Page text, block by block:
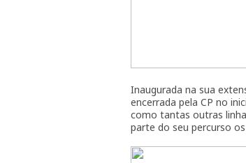
Inaugurada na sua
encerrada pela CP no
como tantas outras
parte do seu percurso